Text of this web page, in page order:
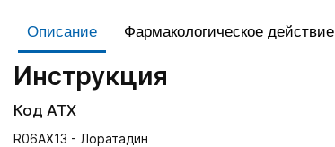
Описание Фармакологическое действие
Инструкция
Код АТХ
R06AX13 - Лоратадин